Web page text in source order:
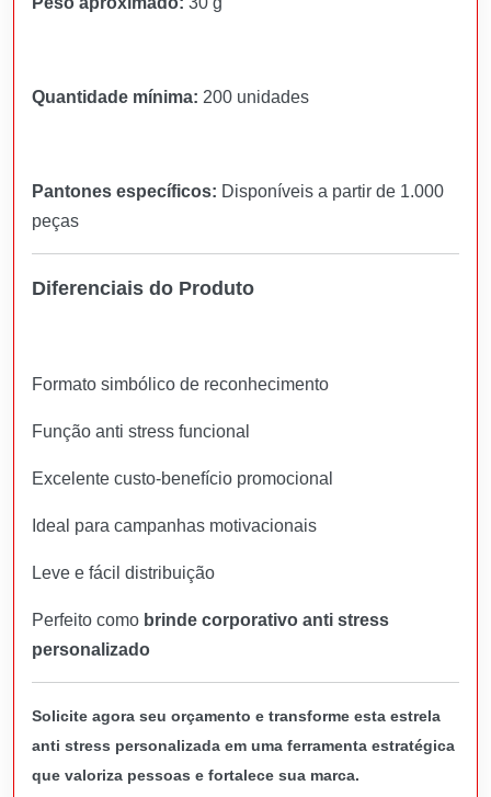
Quantidade mínima: 200 unidades
Pantones específicos: Disponíveis a partir de 1.000
peças
Diferenciais do Produto
Formato simbólico de reconhecimento
Função anti stress funcional
Excelente custo-benefício promocional
Ideal para campanhas motivacionais
Leve e fácil distribuição
Perfeito como brinde corporativo anti stress
personalizado
Solicite agora seu orçamento e transforme esta estrela
anti stress personalizada em uma ferramenta estratégica
que valoriza pessoas e fortalece sua marca.